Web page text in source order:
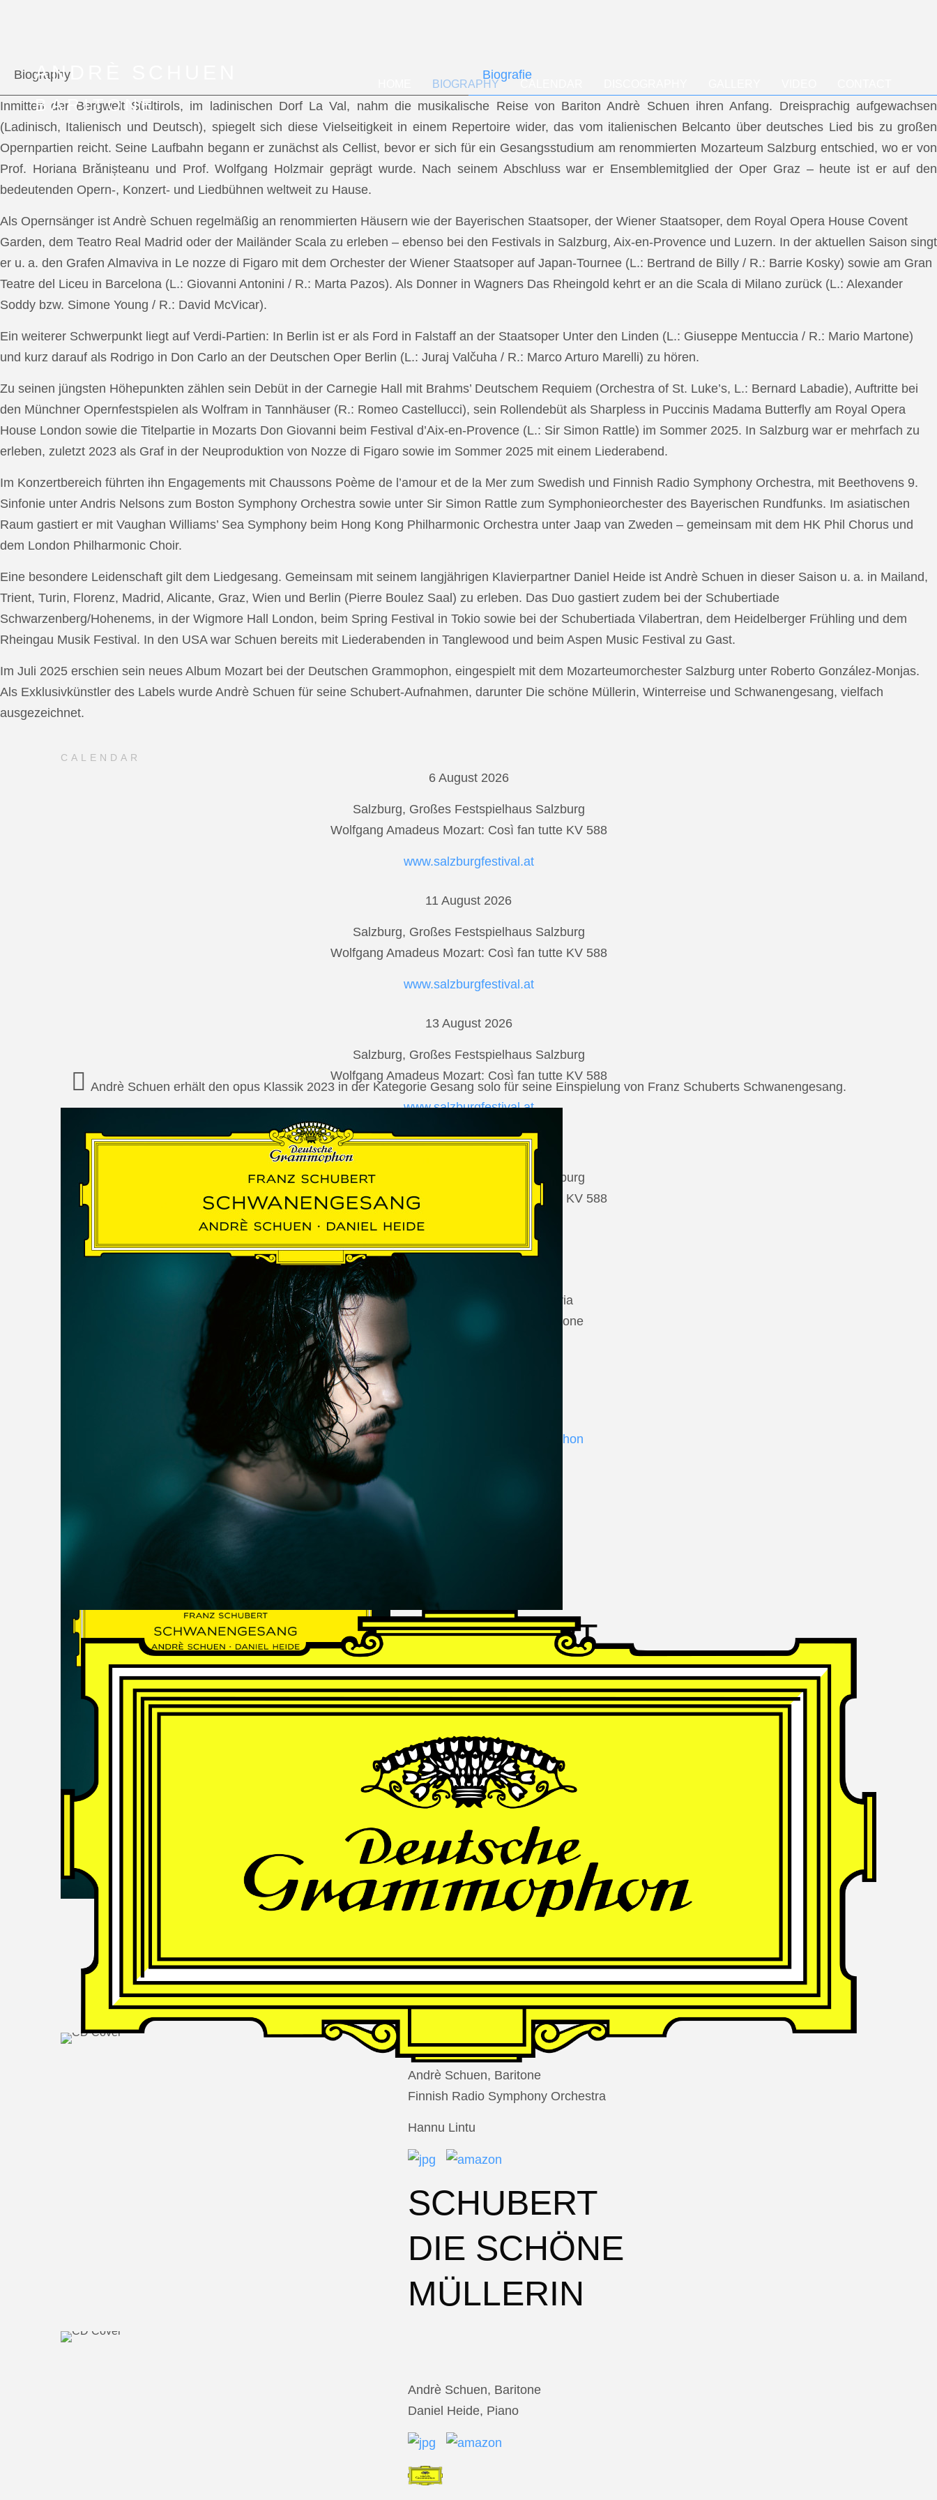
ANDRÈ SCHUEN
BARITONE
BIOGRAPHY
Biography Biografie
Inmitten der Bergwelt Südtirols, im ladinischen Dorf La Val, nahm die musikalische Reise von Bariton Andrè Schuen ihren Anfang. Dreisprachig aufgewachsen
(Ladinisch, Italienisch und Deutsch), spiegelt sich diese Vielseitigkeit in einem Repertoire wider, das vom italienischen Belcanto über deutsches Lied bis zu großen
Opernpartien reicht. Seine Laufbahn begann er zunächst als Cellist, bevor er sich für ein Gesangsstudium am renommierten Mozarteum Salzburg entschied, wo er von
Prof. Horiana Brănișteanu und Prof. Wolfgang Holzmair geprägt wurde. Nach seinem Abschluss war er Ensemblemitglied der Oper Graz – heute ist er auf den
bedeutenden Opern-, Konzert- und Liedbühnen weltweit zu Hause.
Als Opernsänger ist Andrè Schuen regelmäßig an renommierten Häusern wie der Bayerischen Staatsoper, der Wiener Staatsoper, dem Royal Opera House Covent
Garden, dem Teatro Real Madrid oder der Mailänder Scala zu erleben – ebenso bei den Festivals in Salzburg, Aix-en-Provence und Luzern. In der aktuellen Saison singt
er u. a. den Grafen Almaviva in Le nozze di Figaro mit dem Orchester der Wiener Staatsoper auf Japan-Tournee (L.: Bertrand de Billy / R.: Barrie Kosky) sowie am Gran
Teatre del Liceu in Barcelona (L.: Giovanni Antonini / R.: Marta Pazos). Als Donner in Wagners Das Rheingold kehrt er an die Scala di Milano zurück (L.: Alexander
Soddy bzw. Simone Young / R.: David McVicar).
Ein weiterer Schwerpunkt liegt auf Verdi-Partien: In Berlin ist er als Ford in Falstaff an der Staatsoper Unter den Linden (L.: Giuseppe Mentuccia / R.: Mario Martone)
und kurz darauf als Rodrigo in Don Carlo an der Deutschen Oper Berlin (L.: Juraj Valčuha / R.: Marco Arturo Marelli) zu hören.
Zu seinen jüngsten Höhepunkten zählen sein Debüt in der Carnegie Hall mit Brahms’ Deutschem Requiem (Orchestra of St. Luke’s, L.: Bernard Labadie), Auftritte bei
den Münchner Opernfestspielen als Wolfram in Tannhäuser (R.: Romeo Castellucci), sein Rollendebüt als Sharpless in Puccinis Madama Butterfly am Royal Opera
House London sowie die Titelpartie in Mozarts Don Giovanni beim Festival d’Aix-en-Provence (L.: Sir Simon Rattle) im Sommer 2025. In Salzburg war er mehrfach zu
erleben, zuletzt 2023 als Graf in der Neuproduktion von Nozze di Figaro sowie im Sommer 2025 mit einem Liederabend.
Im Konzertbereich führten ihn Engagements mit Chaussons Poème de l’amour et de la Mer zum Swedish und Finnish Radio Symphony Orchestra, mit Beethovens 9.
Sinfonie unter Andris Nelsons zum Boston Symphony Orchestra sowie unter Sir Simon Rattle zum Symphonieorchester des Bayerischen Rundfunks. Im asiatischen
Raum gastiert er mit Vaughan Williams’ Sea Symphony beim Hong Kong Philharmonic Orchestra unter Jaap van Zweden – gemeinsam mit dem HK Phil Chorus und
dem London Philharmonic Choir.
Eine besondere Leidenschaft gilt dem Liedgesang. Gemeinsam mit seinem langjährigen Klavierpartner Daniel Heide ist Andrè Schuen in dieser Saison u. a. in Mailand,
Trient, Turin, Florenz, Madrid, Alicante, Graz, Wien und Berlin (Pierre Boulez Saal) zu erleben. Das Duo gastiert zudem bei der Schubertiade
Schwarzenberg/Hohenems, in der Wigmore Hall London, beim Spring Festival in Tokio sowie bei der Schubertiada Vilabertran, dem Heidelberger Frühling und dem
Rheingau Musik Festival. In den USA war Schuen bereits mit Liederabenden in Tanglewood und beim Aspen Music Festival zu Gast.
Im Juli 2025 erschien sein neues Album Mozart bei der Deutschen Grammophon, eingespielt mit dem Mozarteumorchester Salzburg unter Roberto González-Monjas.
Als Exklusivkünstler des Labels wurde Andrè Schuen für seine Schubert-Aufnahmen, darunter Die schöne Müllerin, Winterreise und Schwanengesang, vielfach
ausgezeichnet.
CALENDAR
6 August 2026
Salzburg, Großes Festspielhaus Salzburg
Wolfgang Amadeus Mozart: Così fan tutte KV 588
www.salzburgfestival.at
11 August 2026
Salzburg, Großes Festspielhaus Salzburg
Wolfgang Amadeus Mozart: Così fan tutte KV 588
www.salzburgfestival.at
13 August 2026
Salzburg, Großes Festspielhaus Salzburg
Wolfgang Amadeus Mozart: Così fan tutte KV 588
www.salzburgfestival.at
17 August 2026
Salzburg, Großes Festspielhaus Salzburg
Wolfgang Amadeus Mozart: Così fan tutte KV 588
www.salzburgfestival.at
Vilabertran, Canònica de Santa Maria
Johannes Brahms: Die schöne Magelone
www.schubertiada.cat
Andrè Schuen at Deutsche Grammophon
SCHUBERT
Schwanengesang
Andrè Schuen, Baritone
Daniel Heide, Piano
THOMAS
LARCHER
Die Nacht der Verlorenen
Andrè Schuen, Baritone
Finnish Radio Symphony Orchestra
Hannu Lintu
SCHUBERT
DIE SCHÖNE
MÜLLERIN
Andrè Schuen, Baritone
Daniel Heide, Piano
Andrè Schuen erhält den opus Klassik 2023 in der Kategorie Gesang solo für seine Einspielung von Franz Schuberts Schwanengesang.